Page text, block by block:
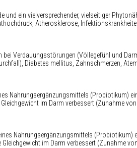
ein vielversprechender, vielseitiger
Atherosklerose,
Verdauungsstörungen (Völlegefühl und
Diabetes mellitus, Zahnschmerzen,
Nahrungsergänzungsmittels (Probiotikum)
im Darm verbessert (Zunahme
Nahrungsergänzungsmittels (Probiotikum)
im Darm verbessert (Zunahme